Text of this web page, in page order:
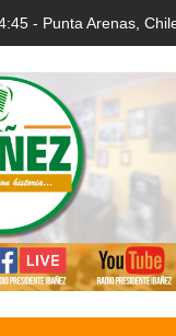
- Punta Arenas,